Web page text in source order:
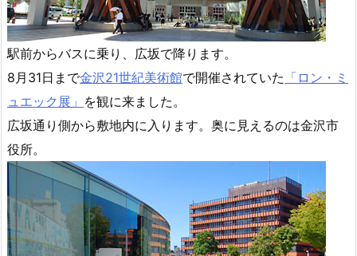
駅前からバスに乗り、広坂で降ります。
8月31日まで金沢21世紀美術館で開催されていた 「ロン・ミ
ュエック展」 を観に来ました。
広坂通り側から敷地内に入ります。奥に見えるのは金沢市
役所。